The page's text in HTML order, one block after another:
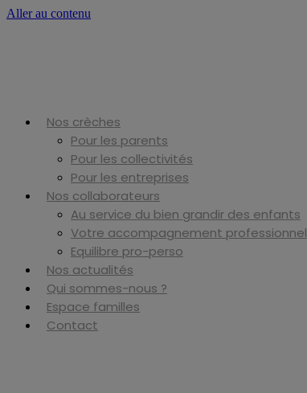
Aller au contenu
Nos crèches
Pour les parents
Pour les collectivités
Pour les entreprises
Nos collaborateurs
Au service du bien grandir des enfants
Votre accompagnement professionnel
Equilibre pro-perso
Nos actualités
Qui sommes-nous ?
Espace familles
Contact